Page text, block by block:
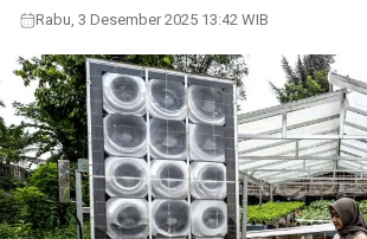
Rabu, 3 Desember 2025 13:42 WIB